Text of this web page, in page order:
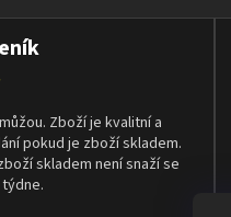
Zboží je kvalitní a
pokud je zboží skladem.
skladem není snaží se